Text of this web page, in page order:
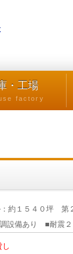
・工場
factory
１５４０坪 第
調設備あり ■耐震
し